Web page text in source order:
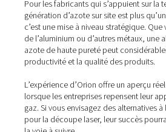
coupes plus nettes et plus
Économies: Élimination
dépenses opérationnelles à
Contrôle opérationnel:
consommation d’azote
Comme Orion l’a dit, le
était « le jour et la nuit » en
performances.